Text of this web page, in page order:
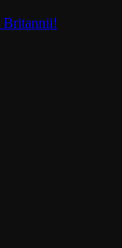
Britannii!